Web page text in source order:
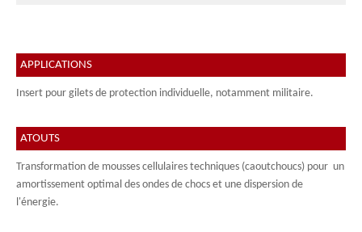
APPLICATIONS
Insert pour gilets de protection individuelle, notamment militaire.
ATOUTS
Transformation de mousses cellulaires techniques (caoutchoucs) pour un
amortissement optimal des ondes de chocs et une dispersion de
l'énergie.